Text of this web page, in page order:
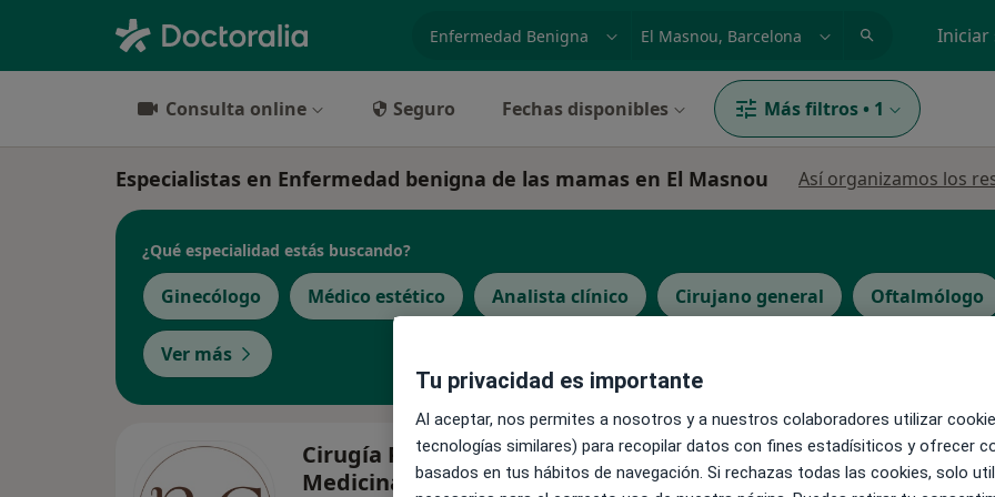
Iniciar
Consulta online Seguro Fechas disponibles Más filtros • 1
Especialistas en Enfermedad benigna de las mamas en El Masnou Así organizamos los
¿Qué especialidad estás buscando?
Ginecólogo Médico estético Analista clínico Cirujano general Oftalmólogo
Ver más
Cirugía Plástica y
Medicina Estética Dra.
La reserva de cita online no está
Mostrar perfil
Tu privacidad es importante
Al aceptar, nos permites a nosotros y a nuestros colaboradores utilizar
tecnologías similares) para recopilar datos con fines estadísiticos y ofrecer
basados en tus hábitos de navegación. Si rechazas todas las cookies, solo